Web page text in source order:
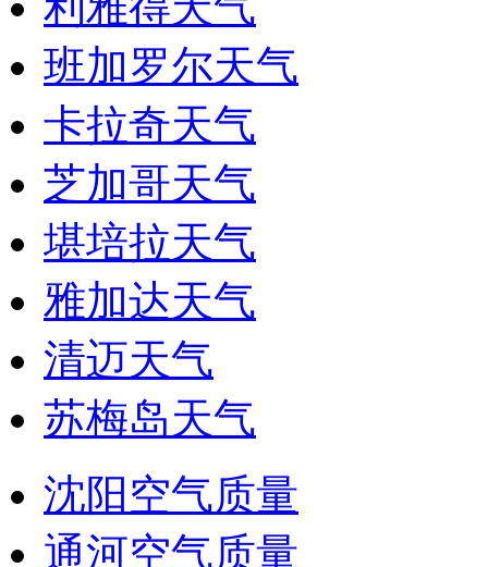
班加罗尔天气
卡拉奇天气
芝加哥天气
堪培拉天气
雅加达天气
清迈天气
苏梅岛天气
沈阳空气质量
通河空气质量